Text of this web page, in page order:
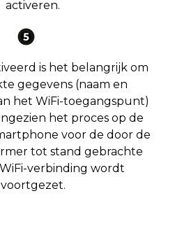
activeren.
is het belangrijk om
gegevens (naam en
het WiFi-toegangspunt)
het proces op de
voor de door de
tot stand gebrachte
verbinding wordt
voortgezet.